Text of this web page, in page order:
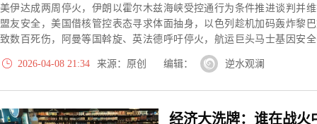
美伊达成两周停火，伊朗以霍尔木兹海峡受控通行为条件推进谈判并
盟友安全，美国借核管控表态寻求体面抽身，以色列趁机加码轰炸黎
致数百死伤，阿曼等国斡旋、英法德呼吁停火，航运巨头马士基因安
确定性暂不复航，停火背后各方博弈仍在持续。
2026-04-08 21:34
来源：原创 编辑： 逆水观澜